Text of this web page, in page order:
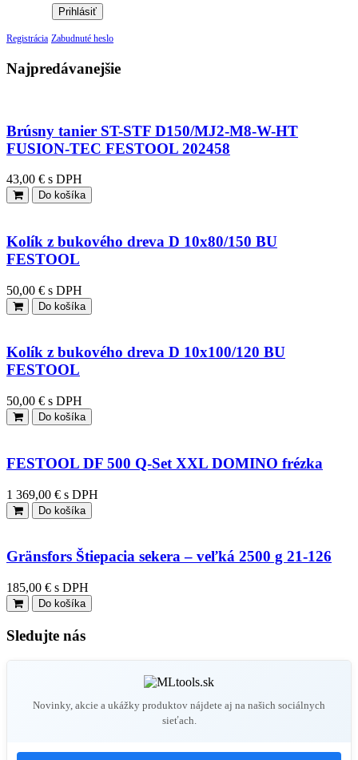
Prihlásiť
Registrácia Zabudnuté heslo
Najpredávanejšie
Brúsny tanier ST-STF D150/MJ2-M8-W-HT
FUSION-TEC FESTOOL 202458
43,00 € s DPH
Do košíka
Kolík z bukového dreva D 10x80/150 BU
FESTOOL
50,00 € s DPH
Do košíka
Kolík z bukového dreva D 10x100/120 BU
FESTOOL
50,00 € s DPH
Do košíka
FESTOOL DF 500 Q-Set XXL DOMINO frézka
1 369,00 € s DPH
Do košíka
Gränsfors Štiepacia sekera – veľká 2500 g 21-126
185,00 € s DPH
Do košíka
Sledujte nás
Novinky, akcie a ukážky produktov nájdete aj na našich sociálnych
sieťach.